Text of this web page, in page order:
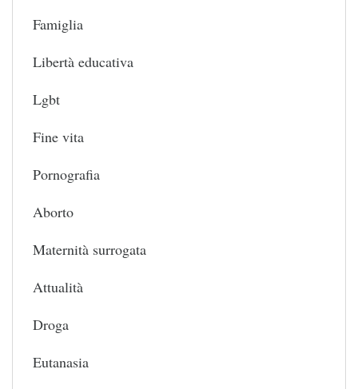
Famiglia
Libertà educativa
Lgbt
Fine vita
Pornografia
Aborto
Maternità surrogata
Attualità
Droga
Eutanasia